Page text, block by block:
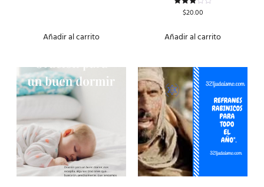
Añadir al carrito
Valorado
$20.00
Añadir al carrito